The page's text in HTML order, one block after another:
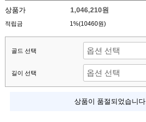
상품가 1,046,210원
적립금 1%(10460원)
골드 선택
길이 선택
상품이 품절되었습니다.